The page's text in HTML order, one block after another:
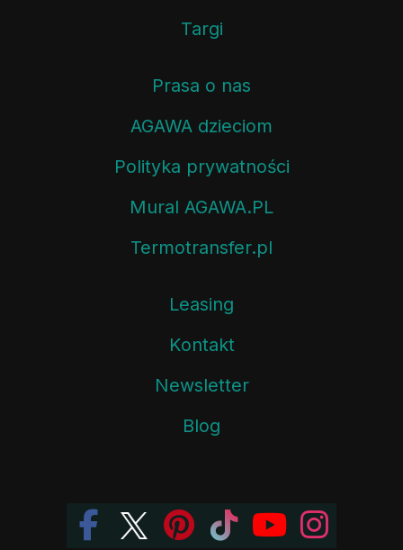
Targi
Prasa o nas
AGAWA dzieciom
Polityka prywatności
Mural AGAWA.PL
Termotransfer.pl
Leasing
Kontakt
Newsletter
Blog